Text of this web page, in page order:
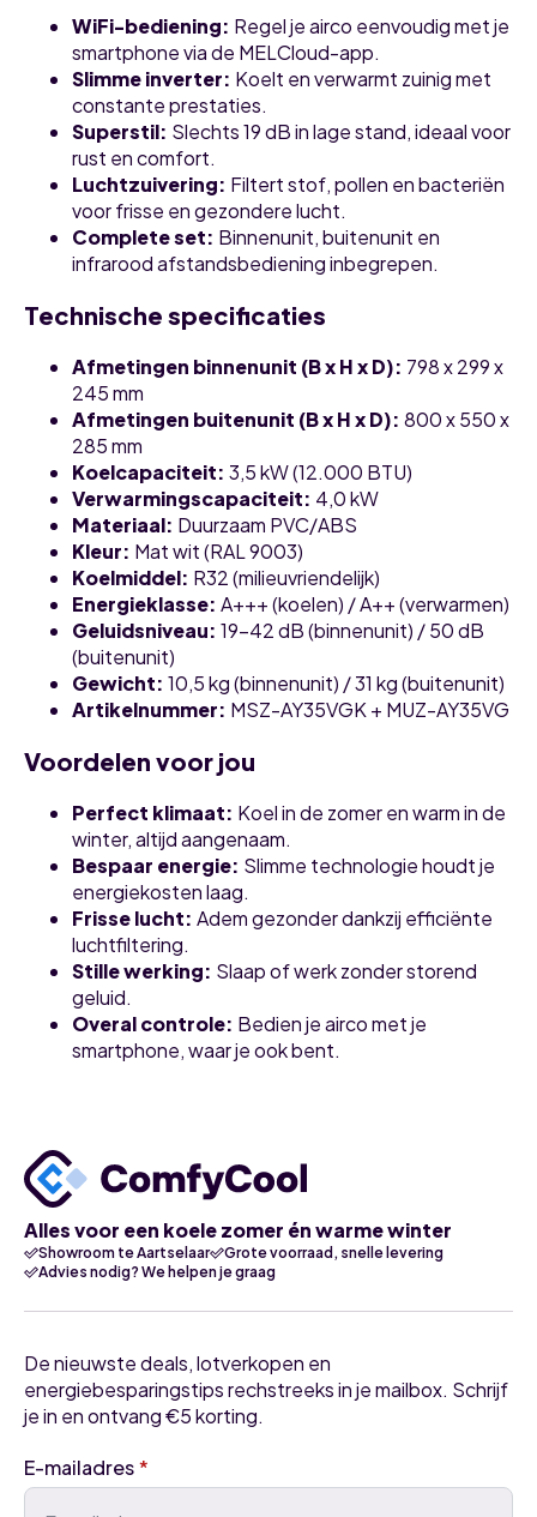
WiFi-bediening: Regel je airco eenvoudig met je
smartphone via de MELCloud-app.
Slimme inverter: Koelt en verwarmt zuinig met
constante prestaties.
Superstil: Slechts 19 dB in lage stand, ideaal voor
rust en comfort.
Luchtzuivering: Filtert stof, pollen en bacteriën
voor frisse en gezondere lucht.
Complete set: Binnenunit, buitenunit en
infrarood afstandsbediening inbegrepen.
Technische specificaties
Afmetingen binnenunit (B x H x D): 798 x 299 x
245 mm
Afmetingen buitenunit (B x H x D): 800 x 550 x
285 mm
Koelcapaciteit: 3,5 kW (12.000 BTU)
Verwarmingscapaciteit: 4,0 kW
Materiaal: Duurzaam PVC/ABS
Kleur: Mat wit (RAL 9003)
Koelmiddel: R32 (milieuvriendelijk)
Energieklasse: A+++ (koelen) / A++ (verwarmen)
Geluidsniveau: 19–42 dB (binnenunit) / 50 dB
(buitenunit)
Gewicht: 10,5 kg (binnenunit) / 31 kg (buitenunit)
Artikelnummer: MSZ-AY35VGK + MUZ-AY35VG
Voordelen voor jou
Perfect klimaat: Koel in de zomer en warm in de
winter, altijd aangenaam.
Bespaar energie: Slimme technologie houdt je
energiekosten laag.
Frisse lucht: Adem gezonder dankzij efficiënte
luchtfiltering.
Stille werking: Slaap of werk zonder storend
geluid.
Overal controle: Bedien je airco met je
smartphone, waar je ook bent.
Alles voor een koele zomer én warme winter
Showroom te Aartselaar
Grote voorraad, snelle levering
Advies nodig? We helpen je graag
De nieuwste deals, lotverkopen en
energiebesparingstips rechstreeks in je mailbox. Schrijf
je in en ontvang €5 korting.
E-mailadres*